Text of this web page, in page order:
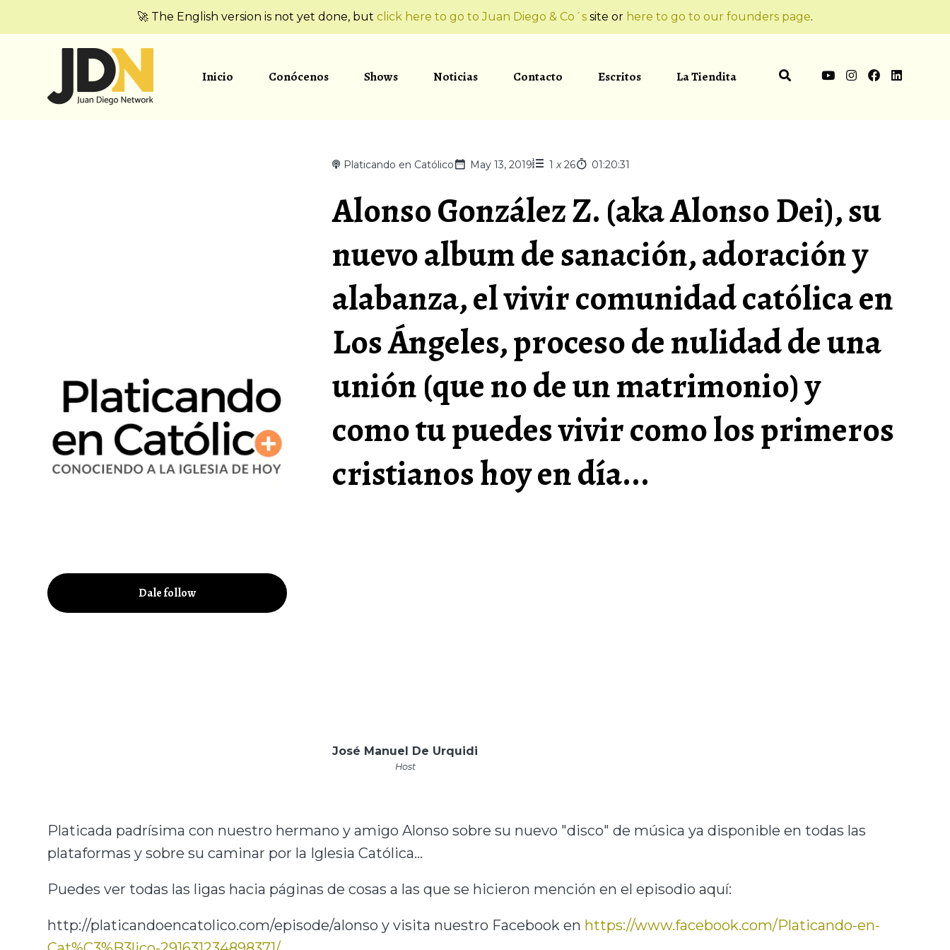
🚀 The English version is not yet done, but click here to go to Juan Diego & Co´s site or here to go to our founders page.
Inicio Conócenos Shows Noticias Contacto Escritos La Tiendita
Dale follow
Platicando en Católico May 13, 2019 1 x 26 01:20:31
Alonso González Z. (aka Alonso Dei), su
nuevo album de sanación, adoración y
alabanza, el vivir comunidad católica en
Los Ángeles, proceso de nulidad de una
unión (que no de un matrimonio) y
como tu puedes vivir como los primeros
cristianos hoy en día...
José Manuel De Urquidi
Host
Platicada padrísima con nuestro hermano y amigo Alonso sobre su nuevo "disco" de música ya disponible en todas las
plataformas y sobre su caminar por la Iglesia Católica...
Puedes ver todas las ligas hacia páginas de cosas a las que se hicieron mención en el episodio aquí:
http://platicandoencatolico.com/episode/alonso y visita nuestro Facebook en https://www.facebook.com/Platicando-en-